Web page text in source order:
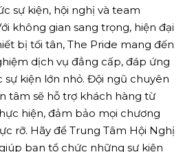
sự kiện, hội nghị và team
không gian sang trọng, hiện đại
bị tối tân, The Pride mang đến
dịch vụ đẳng cấp, đáp ứng
sự kiện lớn nhỏ. Đội ngũ chuyên
tâm sẽ hỗ trợ khách hàng từ
hiện, đảm bảo mọi chương
rỡ. Hãy để Trung Tâm Hội Nghị
bạn tổ chức những sự kiện